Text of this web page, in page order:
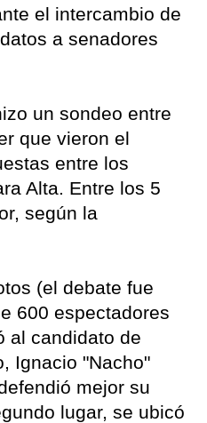
el intercambio de
a senadores
un sondeo entre
que vieron el
entre los
Alta. Entre los 5
según la
(el debate fue
600 espectadores
al candidato de
Ignacio "Nacho"
mejor su
lugar, se ubicó